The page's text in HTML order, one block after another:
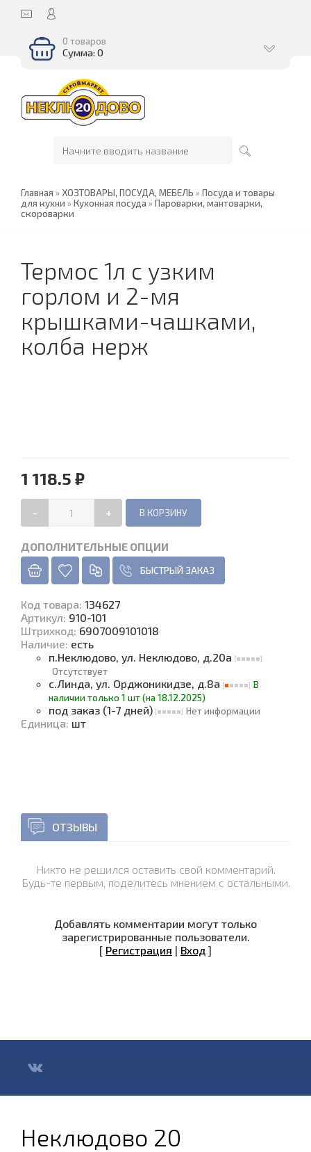
0 товаров
Сумма: 0
Главная » ХОЗТОВАРЫ, ПОСУДА, МЕБЕЛЬ »Посуда и товары
для кухни »Кухонная посуда »Пароварки, мантоварки,
скороварки
Термос 1л с узким
горлом и 2-мя
крышками-чашками,
колба нерж
1 118.5 ₽
- +
ДОПОЛНИТЕЛЬНЫЕ ОПЦИИ
БЫСТРЫЙ ЗАКАЗ
Код товара: 134627
Артикул: 910-101
Штрихкод: 6907009101018
Наличие: есть
п.Неклюдово, ул. Неклюдово, д.20а
Отсутствует
с.Линда, ул. Орджоникидзе, д.8а
В
наличии только 1 шт (на 18.12.2025)
под заказ (1-7 дней) Нет информации
Единица: шт
ОТЗЫВЫ
Никто не решился оставить свой комментарий.
Будь-те первым, поделитесь мнением с остальными.
Добавлять комментарии могут только
зарегистрированные пользователи.
[ Регистрация | Вход ]
Неклюдово 20